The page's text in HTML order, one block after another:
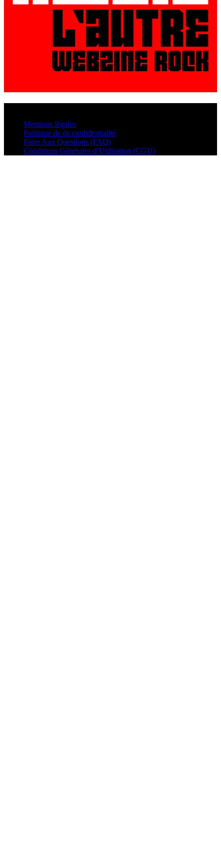
Mentions légales
Politique de de confidentialité
Foire Aux Questions (FAQ)
Conditions Générales d’Utilisation (CGU)